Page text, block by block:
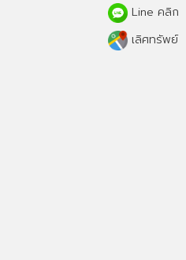
Line คลิก
เลิศทรัพย์